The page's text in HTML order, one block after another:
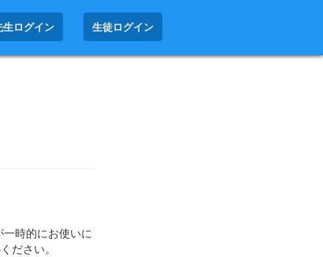
生ログイン 生徒ログイン
時的にお使いに
ださい。